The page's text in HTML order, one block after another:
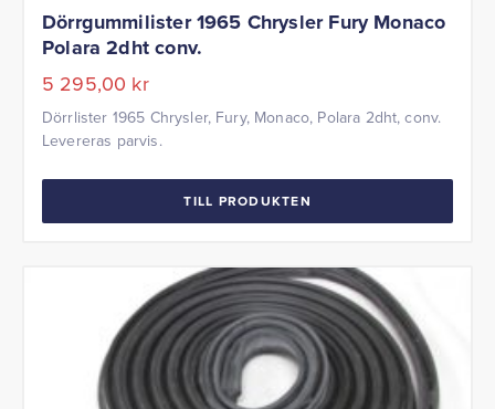
Dörrgummilister 1965 Chrysler Fury Monaco
Polara 2dht conv.
5 295,00 kr
Dörrlister 1965 Chrysler, Fury, Monaco, Polara 2dht, conv.
Levereras parvis.
TILL PRODUKTEN